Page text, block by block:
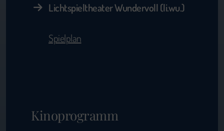
Lichtspieltheater Wundervoll (li.wu.)
Spielplan
Kinoprogramm